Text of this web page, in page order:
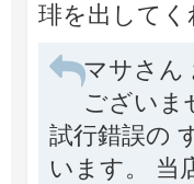
琲を出してく
マサさん
ございま
試行錯誤の
います。 当